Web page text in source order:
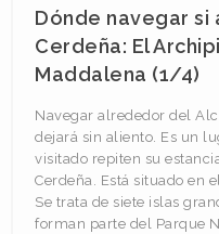
Dónde navegar si
Cerdeña: El
Maddalena (1/4)
Navegar alrededor del
dejará sin aliento. Es un
visitado repiten su
Cerdeña. Está situado en
Se trata de siete islas
forman parte del Parque